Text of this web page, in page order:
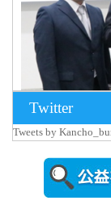
Twitter
Tweets by